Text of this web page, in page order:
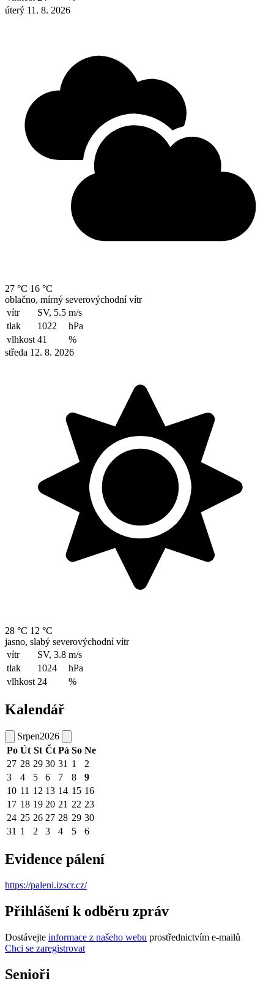
úterý 11. 8. 2026
27 °C 16 °C
oblačno, mírný severovýchodní vítr
vítr
SV, 5.5 m/s
tlak
1022
hPa
vlhkost 41
%
středa 12. 8. 2026
28 °C 12 °C
jasno, slabý severovýchodní vítr
vítr
SV, 3.8 m/s
tlak
1024
hPa
vlhkost 24 %
Kalendář
Srpen2026
Po Út St Čt Pá So Ne
27 28 29 30 31 1
2
3
4 5 6 7 8
9
10 11 12 13 14 15 16
17 18 19 20 21 22 23
24 25 26 27 28 29 30
31 1 2 3 4 5 6
Evidence pálení
https://paleni.izscr.cz/
Přihlášení k odběru zpráv
Dostávejte informace z našeho webu prostřednictvím e-mailů
Chci se zaregistrovat
Senioři